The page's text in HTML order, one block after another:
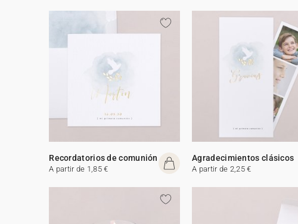
Recordatorios de comunión
A partir de 1,85 €
Agradecimientos clásicos
A partir de 2,25 €